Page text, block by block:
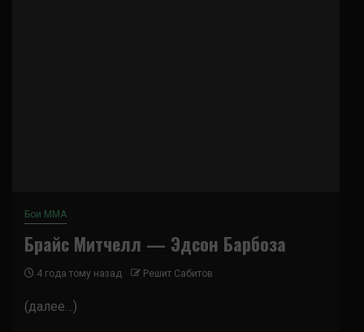
Бои ММА
Брайс Митчелл — Эдсон Барбоза
4 года тому назад Решит Сабитов
(далее…)